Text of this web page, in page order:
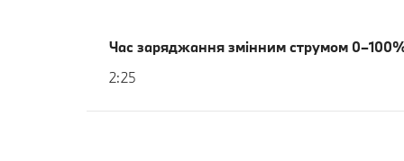
Час заряджання змінним струмом
2:25